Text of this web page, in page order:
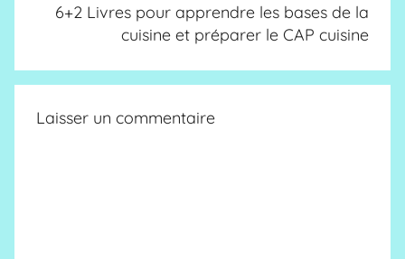
6+2 Livres pour apprendre les bases de la
cuisine et préparer le CAP cuisine
Laisser un commentaire